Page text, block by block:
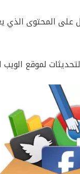
على المحتوى الذي
لموقع